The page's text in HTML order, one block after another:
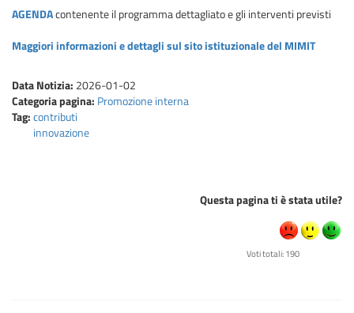
AGENDAcontenente il programma dettagliato e gli interventi previsti
Maggiori informazioni e dettagli sul sito istituzionale del MIMIT
Data Notizia: 2026-01-02
Categoria pagina: Promozione interna
Tag:contributi
innovazione
Questa pagina ti è stata utile?
Voti totali: 190